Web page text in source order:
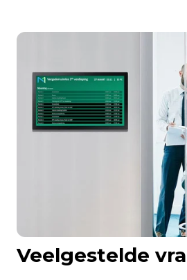
Veelgestelde